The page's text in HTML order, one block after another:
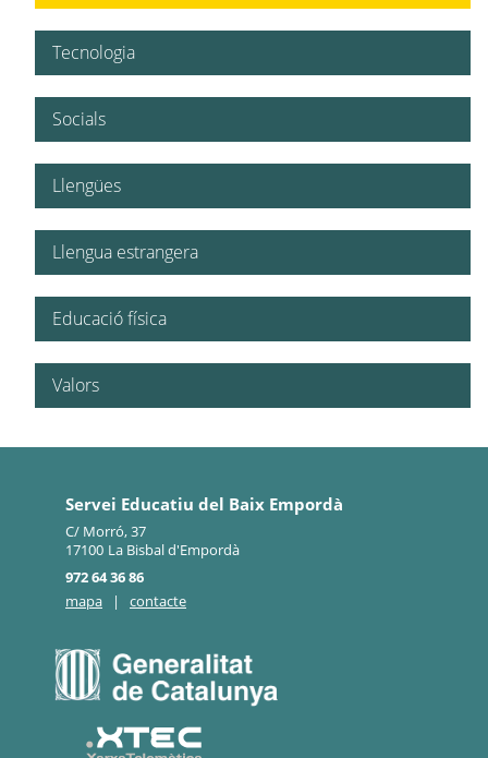
Tecnologia
Socials
Llengües
Llengua estrangera
Educació física
Valors
Servei Educatiu del Baix Empordà
C/ Morró, 37
17100 La Bisbal d'Empordà
972 64 36 86
mapa
| contacte